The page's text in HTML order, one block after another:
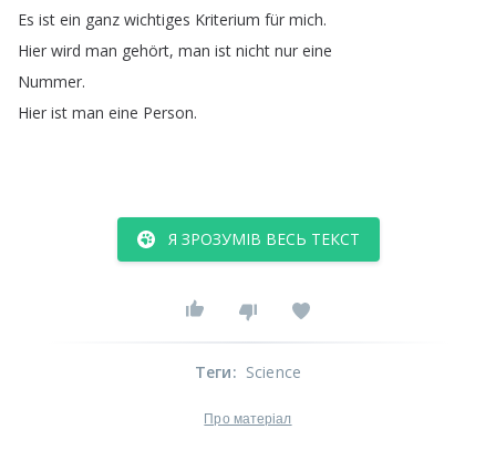
Es ist ein ganz wichtiges Kriterium für mich.
Hier wird man gehört, man ist nicht nur eine
Nummer.
Hier ist man eine Person.
Я ЗРОЗУМІВ ВЕСЬ ТЕКСТ
Теги: Science
Про матеріал